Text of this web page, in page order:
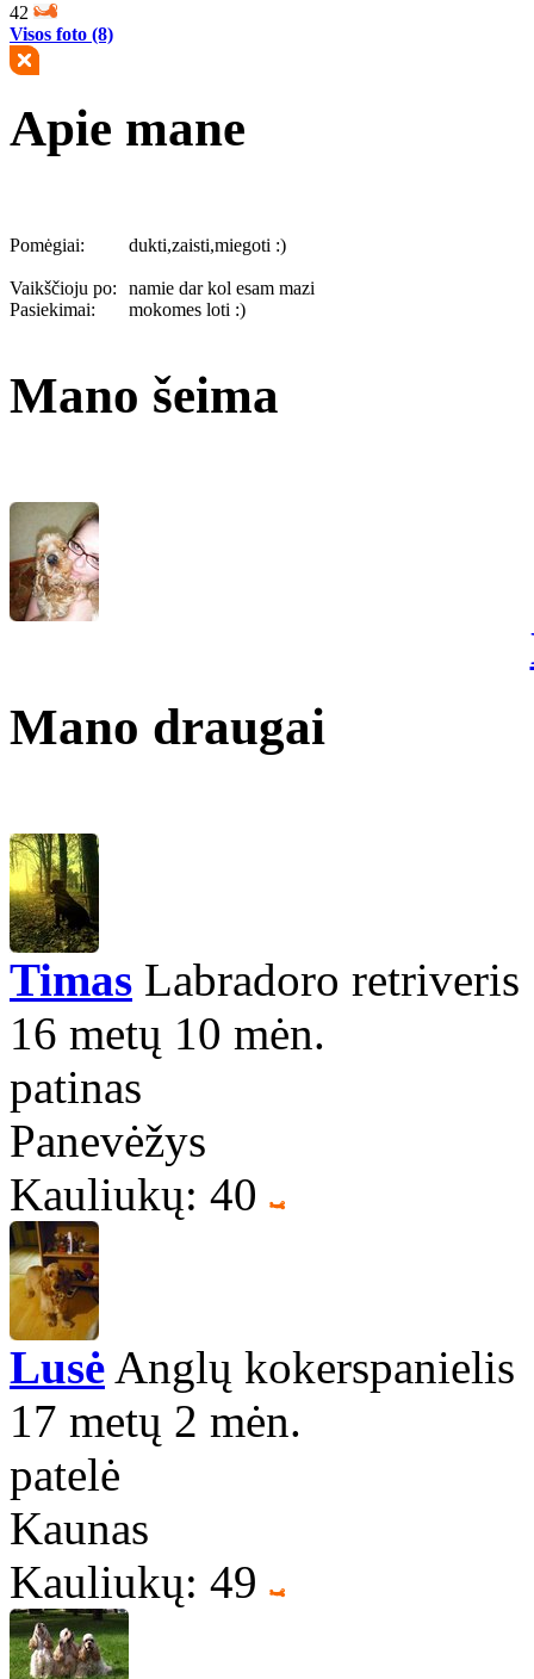
42
Visos foto (8)
Apie mane
Pomėgiai: dukti,zaisti,miegoti :)
Vaikščioju po:
namie dar kol esam mazi
Pasiekimai:
mokomes loti :)
Mano šeima
Mano draugai
Timas Labradoro retriveris
16 metų 10 mėn.
patinas
Panevėžys
Kauliukų: 40
Lusė Anglų kokerspanielis
17 metų 2 mėn.
patelė
Kaunas
Kauliukų: 49